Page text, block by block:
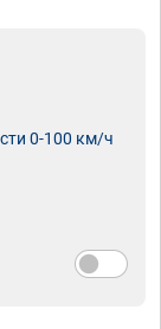
0-100 км/ч